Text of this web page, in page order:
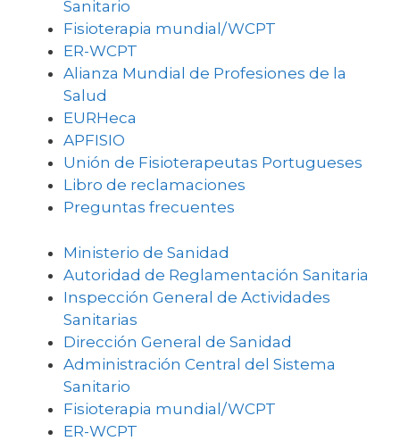
Sanitario
Fisioterapia mundial/WCPT
ER-WCPT
Alianza Mundial de Profesiones de la
Salud
EURHeca
APFISIO
Unión de Fisioterapeutas Portugueses
Libro de reclamaciones
Preguntas frecuentes
Ministerio de Sanidad
Autoridad de Reglamentación Sanitaria
Inspección General de Actividades
Sanitarias
Dirección General de Sanidad
Administración Central del Sistema
Sanitario
Fisioterapia mundial/WCPT
ER-WCPT